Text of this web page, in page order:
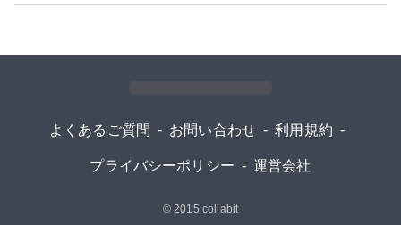
よくあるご質問 - お問い合わせ - 利用規約 -
プライバシーポリシー - 運営会社
© 2015 collabit